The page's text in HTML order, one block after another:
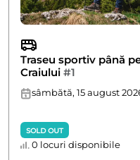
Traseu sportiv până
Craiului #1
sâmbătă, 15 august
SOLD OUT
0 locuri disponibile